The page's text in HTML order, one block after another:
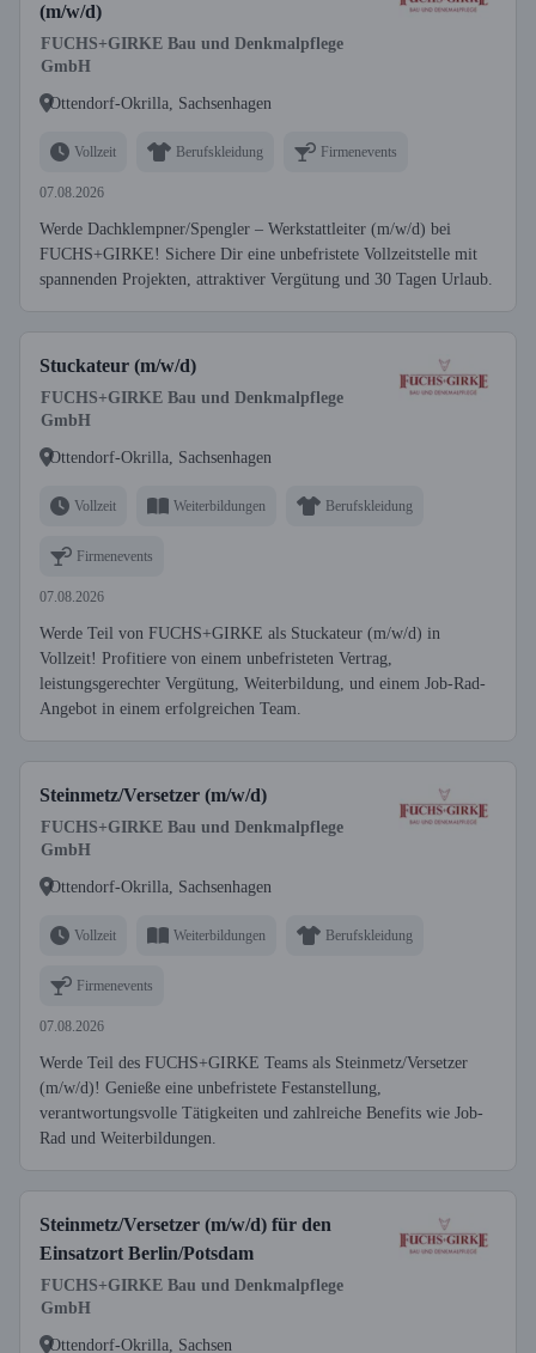
(m/w/d)
FUCHS+GIRKE Bau und Denkmalpflege
GmbH
Ottendorf-Okrilla, Sachsenhagen
Vollzeit Berufskleidung Firmenevents
07.08.2026
Werde Dachklempner/Spengler – Werkstattleiter (m/w/d) bei
FUCHS+GIRKE! Sichere Dir eine unbefristete Vollzeitstelle mit
spannenden Projekten, attraktiver Vergütung und 30 Tagen Urlaub.
Stuckateur (m/w/d)
FUCHS+GIRKE Bau und Denkmalpflege
GmbH
Ottendorf-Okrilla, Sachsenhagen
Vollzeit Weiterbildungen Berufskleidung
Firmenevents
07.08.2026
Werde Teil von FUCHS+GIRKE als Stuckateur (m/w/d) in
Vollzeit! Profitiere von einem unbefristeten Vertrag,
leistungsgerechter Vergütung, Weiterbildung, und einem Job-Rad-
Angebot in einem erfolgreichen Team.
Steinmetz/Versetzer (m/w/d)
FUCHS+GIRKE Bau und Denkmalpflege
GmbH
Ottendorf-Okrilla, Sachsenhagen
Vollzeit Weiterbildungen Berufskleidung
Firmenevents
07.08.2026
Werde Teil des FUCHS+GIRKE Teams als Steinmetz/Versetzer
(m/w/d)! Genieße eine unbefristete Festanstellung,
verantwortungsvolle Tätigkeiten und zahlreiche Benefits wie Job-
Rad und Weiterbildungen.
Steinmetz/Versetzer (m/w/d) für den
Einsatzort Berlin/Potsdam
FUCHS+GIRKE Bau und Denkmalpflege
GmbH
Ottendorf-Okrilla, Sachsen